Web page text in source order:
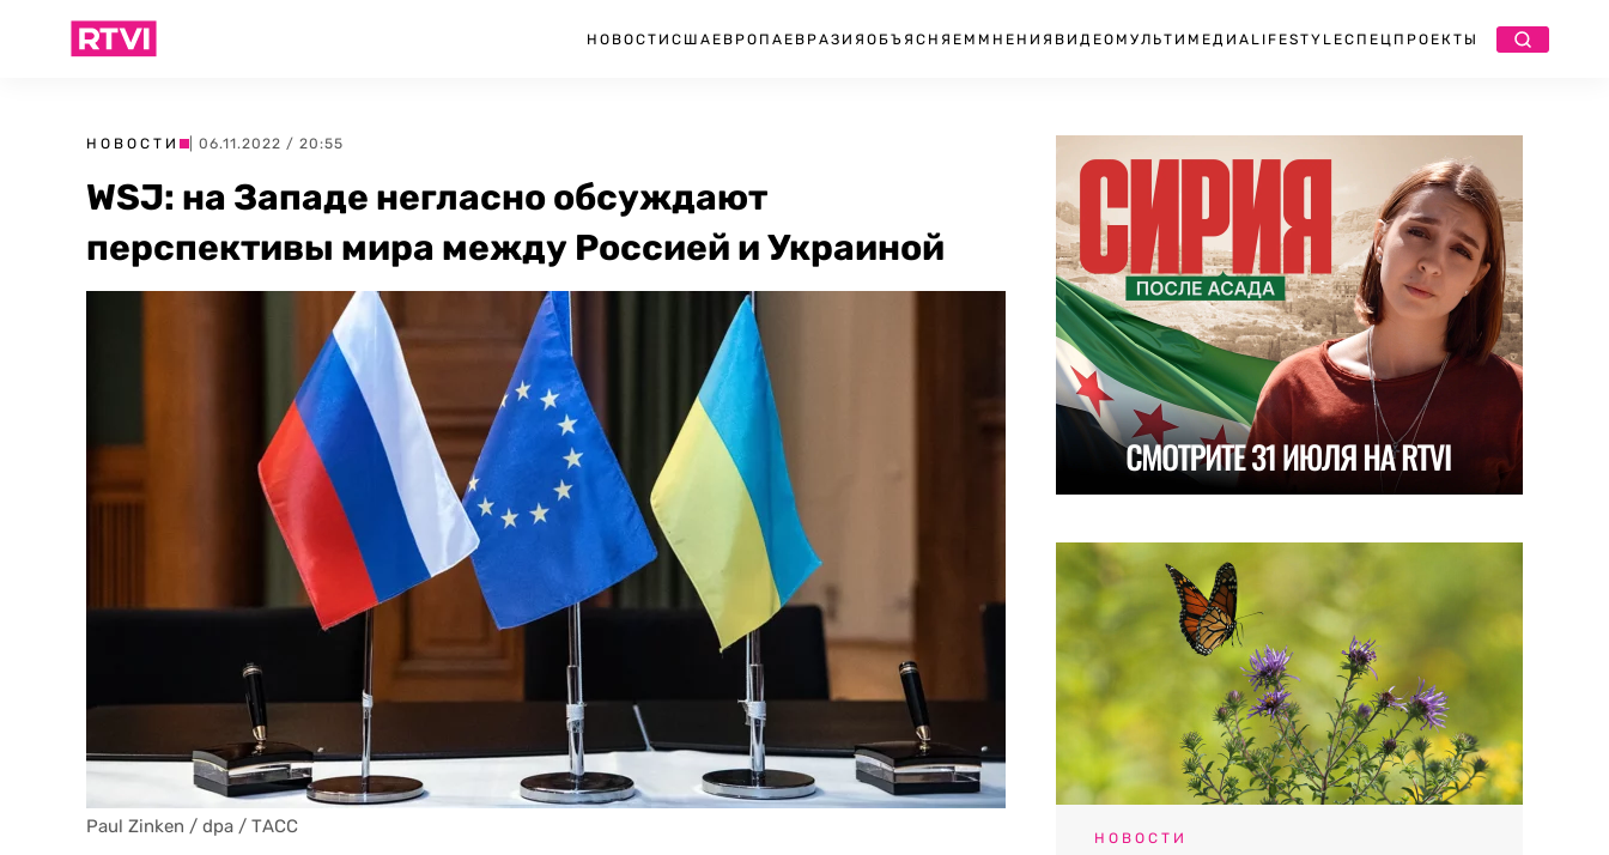
НОВОСТИ США ЕВРОПА ЕВРАЗИЯ ОБЪЯСНЯЕМ МНЕНИЯ ВИДЕО МУЛЬТИМЕДИА LIFESTYLEСПЕЦПРОЕКТЫ
НОВОСТИ | 06.11.2022 / 20:55
WSJ: на Западе негласно обсуждают
перспективы мира между Россией и Украиной
Paul Zinken / dpa / ТАСС
НОВОСТИ